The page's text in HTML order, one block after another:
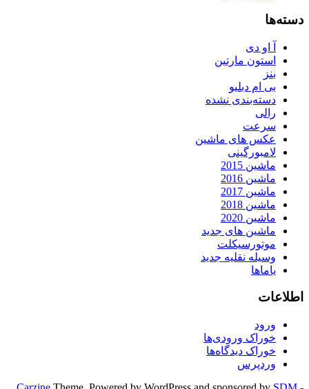
دسته‌ها
آ او دی
استون مارتین
بنز
بی ام دبلیو
دسته‌بندی نشده
رالی
سرعت
عکس های ماشین
لامبورگینی
ماشین 2015
ماشین 2016
ماشین 2017
ماشین 2018
ماشین 2020
ماشین های جدید
موتورسیکلت
وسیله نقلیه جدید
یاماها
اطلاعات
ورود
خوراک ورودی‌ها
خوراک دیدگاه‌ها
وردپرس